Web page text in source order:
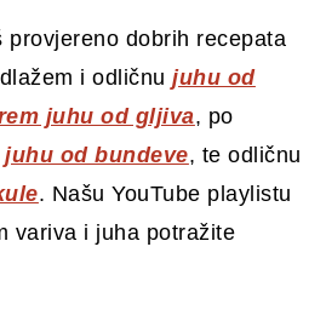
provjereno dobrih recepata
i odličnujuhu od
juhu od gljiva, po
juhu od bundeve, te odličnu
. Našu YouTube playlistu
variva i juha potražite